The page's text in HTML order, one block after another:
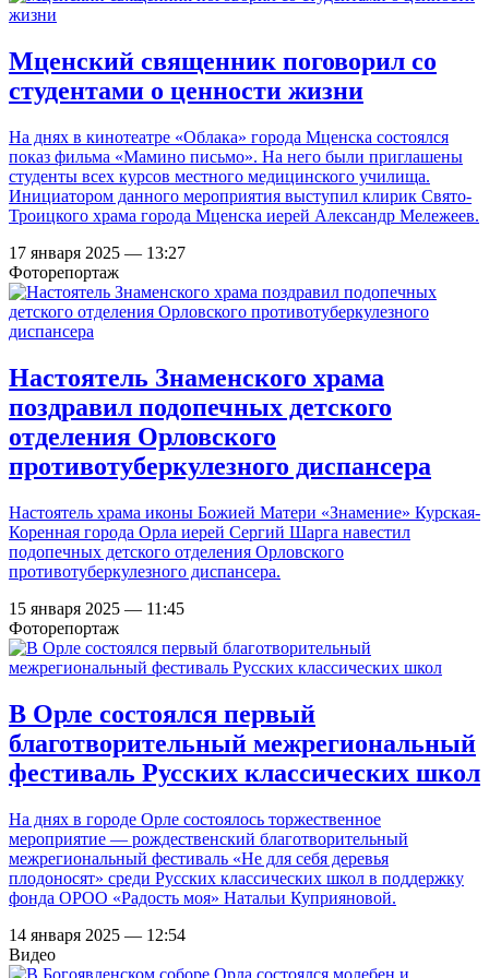
Мценский священник поговорил со
студентами о ценности жизни
На днях в кинотеатре «Облака» города Мценска состоялся
показ фильма «Мамино письмо». На него были приглашены
студенты всех курсов местного медицинского училища.
Инициатором данного мероприятия выступил клирик Свято-
Троицкого храма города Мценска иерей Александр Мележеев.
17 января 2025 — 13:27
Фоторепортаж
Настоятель Знаменского храма
поздравил подопечных детского
отделения Орловского
противотуберкулезного диспансера
Настоятель храма иконы Божией Матери «Знамение» Курская-
Коренная города Орла иерей Сергий Шарга навестил
подопечных детского отделения Орловского
противотуберкулезного диспансера.
15 января 2025 — 11:45
Фоторепортаж
В Орле состоялся первый
благотворительный межрегиональный
фестиваль Русских классических школ
На днях в городе Орле состоялось торжественное
мероприятие — рождественский благотворительный
межрегиональный фестиваль «Не для себя деревья
плодоносят» среди Русских классических школ в поддержку
фонда ОРОО «Радость моя» Натальи Куприяновой.
14 января 2025 — 12:54
Видео